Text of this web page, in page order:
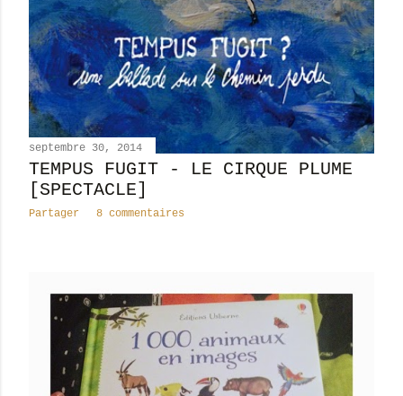
septembre 30, 2014
TEMPUS FUGIT - LE CIRQUE PLUME
[SPECTACLE]
Partager 8 commentaires